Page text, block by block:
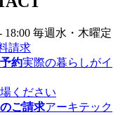
18:00 毎週水・木曜定
請求
約実際の暮らしがイ
ください
ご請求アーキテック